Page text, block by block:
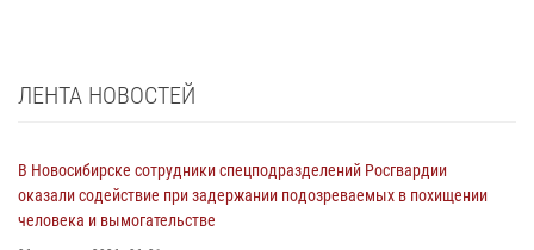
ЛЕНТА НОВОСТЕЙ
В Новосибирске сотрудники спецподразделений Росгвардии
оказали содействие при задержании подозреваемых в похищении
человека и вымогательстве